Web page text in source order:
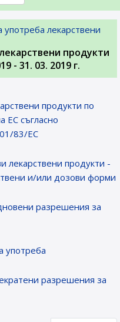
лекарствени
продукти
- 31. 03. 2019 г.
продукти по
ЕС съгласно
83/ЕС
лекарствени продукти -
и/или дозови форми
разрешения за
употреба
разрешения за